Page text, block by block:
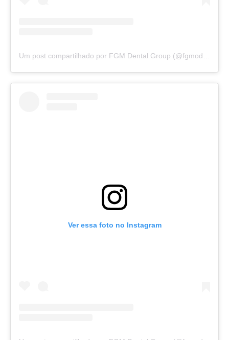
Um post compartilhado por FGM Dental Group (@fgmodonto)
Ver essa foto no Instagram